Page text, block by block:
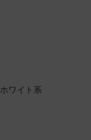
ホワイト系